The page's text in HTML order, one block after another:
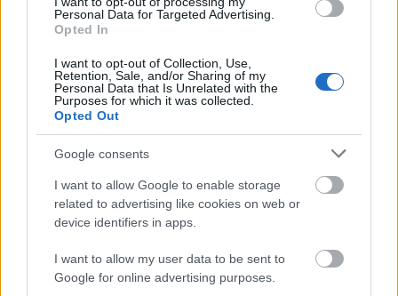
Personal Data for Targeted Advertising.
Opted In
I want to opt-out of Collection, Use,
Retention, Sale, and/or Sharing of my
Personal Data that Is Unrelated with the
Purposes for which it was collected.
Opted Out
Google consents
I want to allow Google to enable storage
related to advertising like cookies on web or
device identifiers in apps.
I want to allow my user data to be sent to
Google for online advertising purposes.
Πιστοποίηση Υπολογιστών σε 2
μέρες
Μάθε πρώτος όλες τις σημαντικές
ειδήσεις.
Βάλε το proson.gr στα αποτελέσματα
αναζήτησης της Google